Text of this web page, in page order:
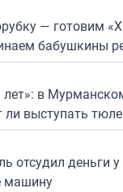
— готовим
бабушкины
лет»: в
ли выступать
отсудил деньги
машину